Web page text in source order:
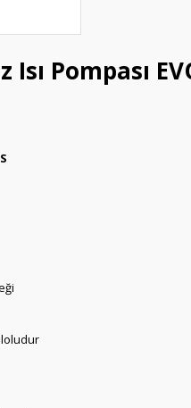
Isı Pompası